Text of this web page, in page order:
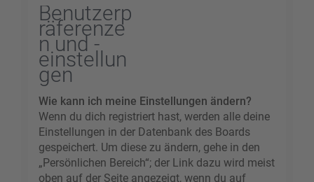
Benutzerp
räferenze
n und -
einstellun
gen
Wie kann ich meine Einstellungen ändern?
Wenn du dich registriert hast, werden alle deine
Einstellungen in der Datenbank des Boards
gespeichert. Um diese zu ändern, gehe in den
„Persönlichen Bereich“; der Link dazu wird meist
oben auf der Seite angezeigt, wenn du auf